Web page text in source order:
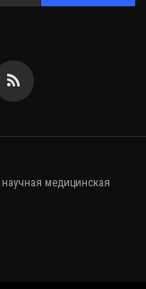
медицинская